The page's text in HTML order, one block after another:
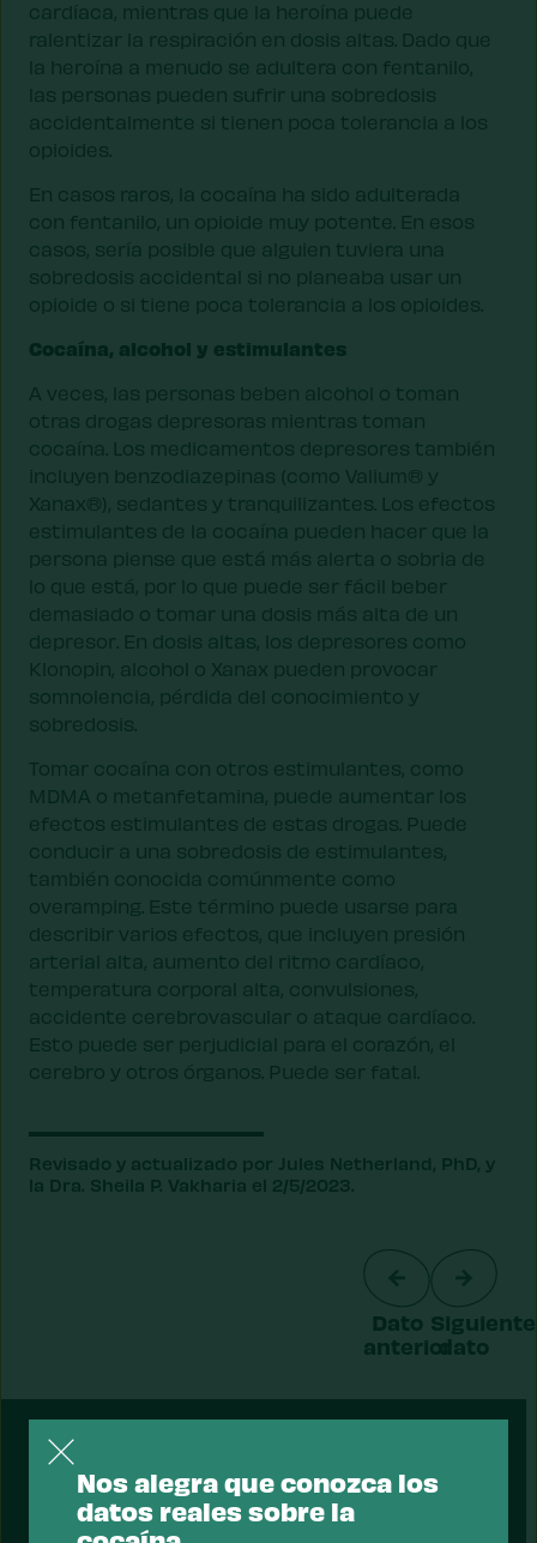
cardíaca, mientras que la heroína puede
ralentizar la respiración en dosis altas. Dado que
la heroína a menudo se adultera con fentanilo,
las personas pueden sufrir una sobredosis
accidentalmente si tienen poca tolerancia a los
opioides.
En casos raros, la cocaína ha sido adulterada
con fentanilo, un opioide muy potente. En esos
casos, sería posible que alguien tuviera una
sobredosis accidental si no planeaba usar un
opioide o si tiene poca tolerancia a los opioides.
Cocaína, alcohol y estimulantes
A veces, las personas beben alcohol o toman
otras drogas depresoras mientras toman
cocaína. Los medicamentos depresores también
incluyen benzodiazepinas (como Valium® y
Xanax®), sedantes y tranquilizantes. Los efectos
estimulantes de la cocaína pueden hacer que la
persona piense que está más alerta o sobria de
lo que está, por lo que puede ser fácil beber
demasiado o tomar una dosis más alta de un
depresor. En dosis altas, los depresores como
Klonopin, alcohol o Xanax pueden provocar
somnolencia, pérdida del conocimiento y
sobredosis.
Tomar cocaína con otros estimulantes, como
MDMA o metanfetamina, puede aumentar los
efectos estimulantes de estas drogas. Puede
conducir a una sobredosis de estimulantes,
también conocida comúnmente como
overamping. Este término puede usarse para
describir varios efectos, que incluyen presión
arterial alta, aumento del ritmo cardíaco,
temperatura corporal alta, convulsiones,
accidente cerebrovascular o ataque cardíaco.
Esto puede ser perjudicial para el corazón, el
cerebro y otros órganos. Puede ser fatal.
Revisado y actualizado por Jules Netherland, PhD, y
la Dra. Sheila P. Vakharia el 2/5/2023.
Dato
anterior
Siguiente
dato
Nos alegra que conozca los
datos reales sobre la
PRESENTADO